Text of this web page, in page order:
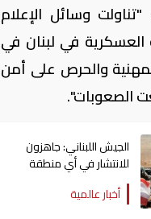
وسائل الإعلام
في لبنان في
والحرص على أمن
الصعوبات".
الجيش اللبناني: جاهزون
للانتشار في أي منطقة
يخرج منها الاحتلال
أخبار عالمية